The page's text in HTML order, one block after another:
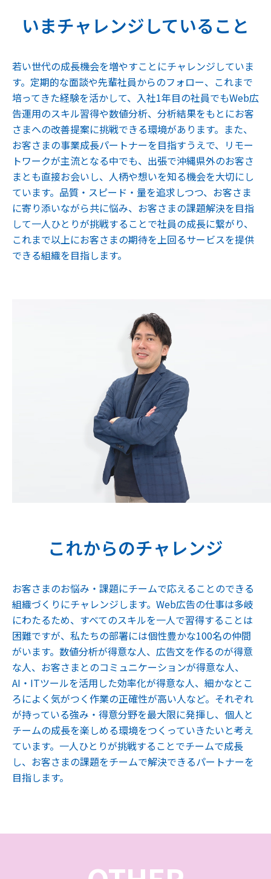
いまチャレンジしていること
若い世代の成長機会を増やすことにチャレンジしていま
す。定期的な面談や先輩社員からのフォロー、これまで
培ってきた経験を活かして、入社1年目の社員でもWeb広
告運用のスキル習得や数値分析、分析結果をもとにお客
さまへの改善提案に挑戦できる環境があります。また、
お客さまの事業成長パートナーを目指すうえで、リモー
トワークが主流となる中でも、出張で沖縄県外のお客さ
まとも直接お会いし、人柄や想いを知る機会を大切にし
ています。品質・スピード・量を追求しつつ、お客さま
に寄り添いながら共に悩み、お客さまの課題解決を目指
して一人ひとりが挑戦することで社員の成長に繋がり、
これまで以上にお客さまの期待を上回るサービスを提供
できる組織を目指します。
これからのチャレンジ
お客さまのお悩み・課題にチームで応えることのできる
組織づくりにチャレンジします。Web広告の仕事は多岐
にわたるため、すべてのスキルを一人で習得することは
困難ですが、私たちの部署には個性豊かな100名の仲間
がいます。数値分析が得意な人、広告文を作るのが得意
な人、お客さまとのコミュニケーションが得意な人、
AI・ITツールを活用した効率化が得意な人、細かなとこ
ろによく気がつく作業の正確性が高い人など。それぞれ
が持っている強み・得意分野を最大限に発揮し、個人と
チームの成長を楽しめる環境をつくっていきたいと考え
ています。一人ひとりが挑戦することでチームで成長
し、お客さまの課題をチームで解決できるパートナーを
目指します。